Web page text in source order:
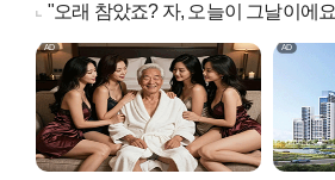
"오래 참았죠? 자, 오늘이 그날이에